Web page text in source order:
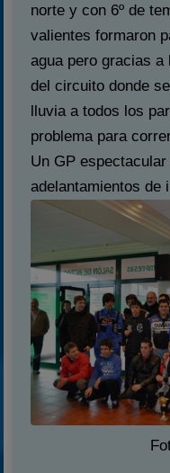
norte y con 6º de
valientes formaron
agua pero gracias
del circuito donde
lluvia a todos los
problema para
Un GP
adelantamientos de